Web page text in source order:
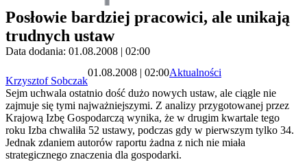
Posłowie bardziej pracowici, ale unikają
trudnych ustaw
Data dodania: 01.08.2008 | 02:00
Krzysztof Sobczak
01.08.2008 | 02:00Aktualności
Sejm uchwala ostatnio dość dużo nowych ustaw, ale ciągle nie
zajmuje się tymi najważniejszymi. Z analizy przygotowanej przez
Krajową Izbę Gospodarczą wynika, że w drugim kwartale tego
roku Izba chwaliła 52 ustawy, podczas gdy w pierwszym tylko 34.
Jednak zdaniem autorów raportu żadna z nich nie miała
strategicznego znaczenia dla gospodarki.